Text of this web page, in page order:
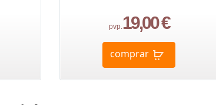
pvp.19,00 €
comprar